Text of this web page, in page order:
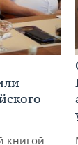
книгой